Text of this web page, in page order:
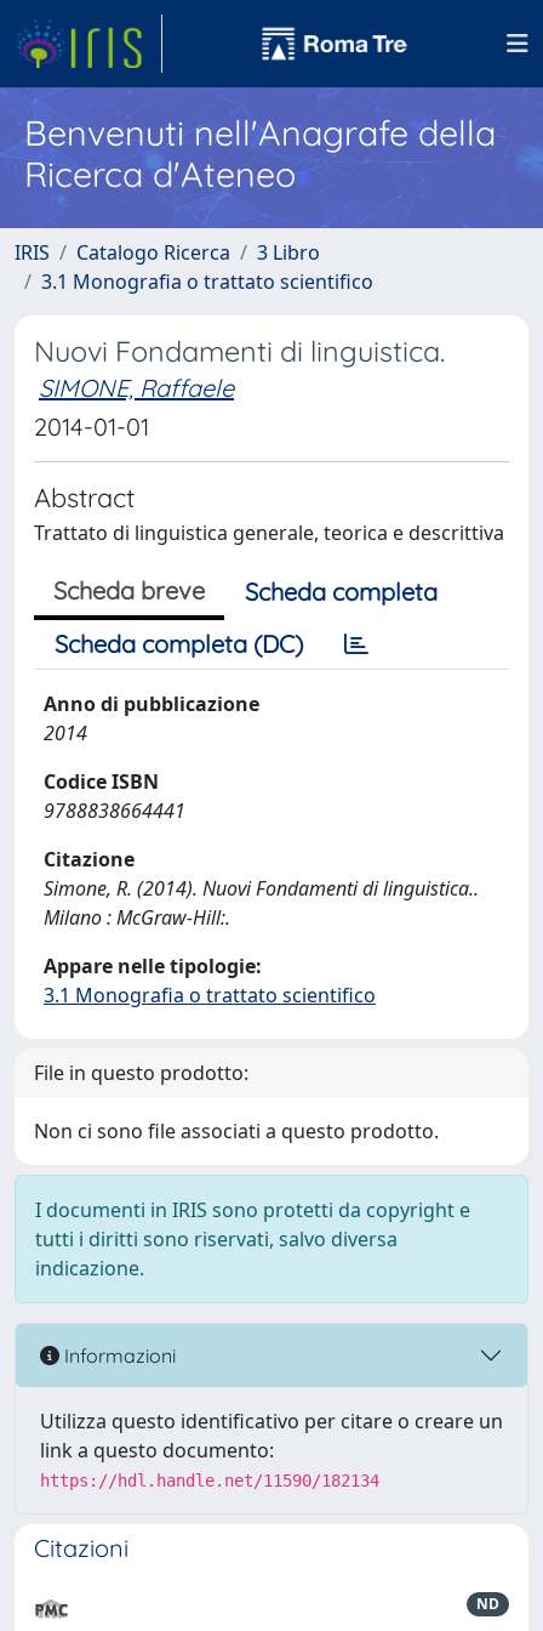
Benvenuti nell'Anagrafe della
Ricerca d'Ateneo
IRIS Catalogo Ricerca
3 Libro
3.1 Monografia o trattato scientifico
Nuovi Fondamenti di linguistica.
SIMONE, Raffaele
2014-01-01
Abstract
Trattato di linguistica generale, teorica e descrittiva
Scheda breve
Scheda completa
Scheda completa (DC)
Anno di pubblicazione
2014
Codice ISBN
9788838664441
Citazione
Simone, R. (2014). Nuovi Fondamenti di linguistica..
Milano : McGraw-Hill:.
Appare nelle tipologie:
3.1 Monografia o trattato scientifico
File in questo prodotto:
Non ci sono file associati a questo prodotto.
I documenti in IRIS sono protetti da copyright e
tutti i diritti sono riservati, salvo diversa
indicazione.
Informazioni
Utilizza questo identificativo per citare o creare un
link a questo documento:
https://hdl.handle.net/11590/182134
Citazioni
ND